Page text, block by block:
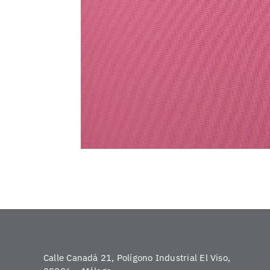
Calle Canadá 21, Polígono Industrial El Viso,